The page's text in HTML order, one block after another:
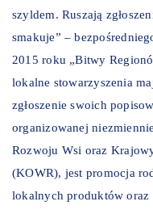
szyldem. Ruszają
smakuje” –
2015 roku „Bitwy
lokalne stowarzyszenia
zgłoszenie swoich
organizowanej
Rozwoju Wsi oraz
(KOWR), jest promocja
lokalnych produktów oraz